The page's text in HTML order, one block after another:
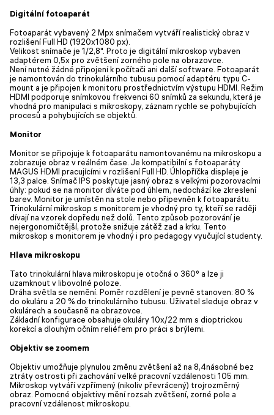
Digitální fotoaparát
Fotoaparát vybavený 2 Mpx snímačem vytváří realistický obraz v
rozlišení Full HD (1920x1080 px).
Velikost snímače je 1/2,8". Proto je digitální mikroskop vybaven
adaptérem 0,5x pro zvětšení zorného pole na obrazovce.
Není nutné žádné připojení k počítači ani další software. Fotoaparát
je namontován do trinokulárního tubusu pomocí adaptéru typu C-
mount a je připojen k monitoru prostřednictvím výstupu HDMI. Režim
HDMI podporuje snímkovou frekvenci 60 snímků za sekundu, která je
vhodná pro manipulaci s mikroskopy, záznam rychle se pohybujících
procesů a pohybujících se objektů.
Monitor
Monitor se připojuje k fotoaparátu namontovanému na mikroskopu a
zobrazuje obraz v reálném čase. Je kompatibilní s fotoaparáty
MAGUS HDMI pracujícími v rozlišení Full HD. Úhlopříčka displeje je
13,3 palce. Snímač IPS poskytuje jasný obraz s velkými pozorovacími
úhly: pokud se na monitor díváte pod úhlem, nedochází ke zkreslení
barev. Monitor je umístěn na stole nebo připevněn k fotoaparátu.
Trinokulární mikroskop s monitorem je vhodný pro ty, kteří se raději
dívají na vzorek dopředu než dolů. Tento způsob pozorování je
nejergonomičtější, protože snižuje zátěž zad a krku. Tento
mikroskop s monitorem je vhodný i pro pedagogy vyučující studenty.
Hlava mikroskopu
Tato trinokulární hlava mikroskopu je otočná o 360° a lze ji
uzamknout v libovolné poloze.
Dráha světla se nemění. Poměr rozdělení je pevně stanoven: 80 %
do okuláru a 20 % do trinokulárního tubusu. Uživatel sleduje obraz v
okulárech a současně na obrazovce.
Základní konfigurace obsahuje okuláry 10x/22 mm s dioptrickou
korekcí a dlouhým očním reliéfem pro práci s brýlemi.
Objektiv se zoomem
Objektiv umožňuje plynulou změnu zvětšení až na 8,4násobné bez
ztráty ostrosti při zachování velké pracovní vzdálenosti 105 mm.
Mikroskop vytváří vzpřímený (nikoliv převrácený) trojrozměrný
obraz. Pomocné objektivy mění rozsah zvětšení, zorné pole a
pracovní vzdálenost mikroskopu.